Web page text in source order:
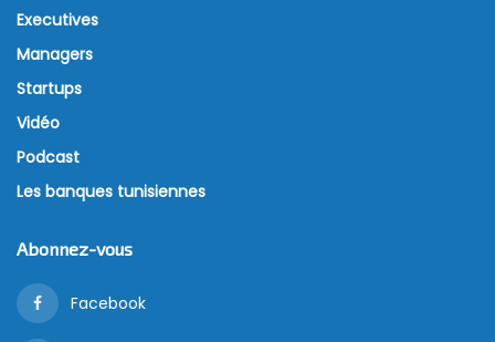
Executives
Managers
Startups
Vidéo
Podcast
Les banques tunisiennes
Abonnez-vous
Facebook